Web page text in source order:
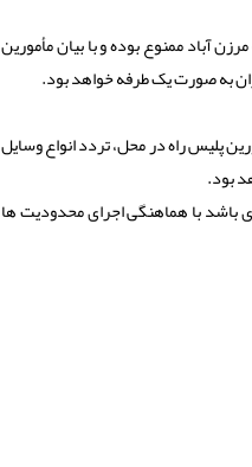
راه تهران – شمال به سمت مرزن آباد ممنوع بوده و با بیان مأمورین
ممنوع بوده و با بیان مأمورین پلیس راه در محل، تردد انواع وسایل
بود.
باشد با هماهنگی اجرای محدودیت ها